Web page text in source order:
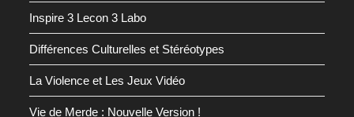
Inspire 3 Lecon 3 Labo
Différences Culturelles et Stéréotypes
La Violence et Les Jeux Vidéo
Vie de Merde : Nouvelle Version !